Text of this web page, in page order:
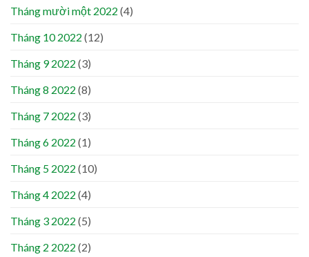
Tháng mười một 2022 (4)
Tháng 10 2022 (12)
Tháng 9 2022 (3)
Tháng 8 2022 (8)
Tháng 7 2022 (3)
Tháng 6 2022 (1)
Tháng 5 2022 (10)
Tháng 4 2022 (4)
Tháng 3 2022 (5)
Tháng 2 2022 (2)